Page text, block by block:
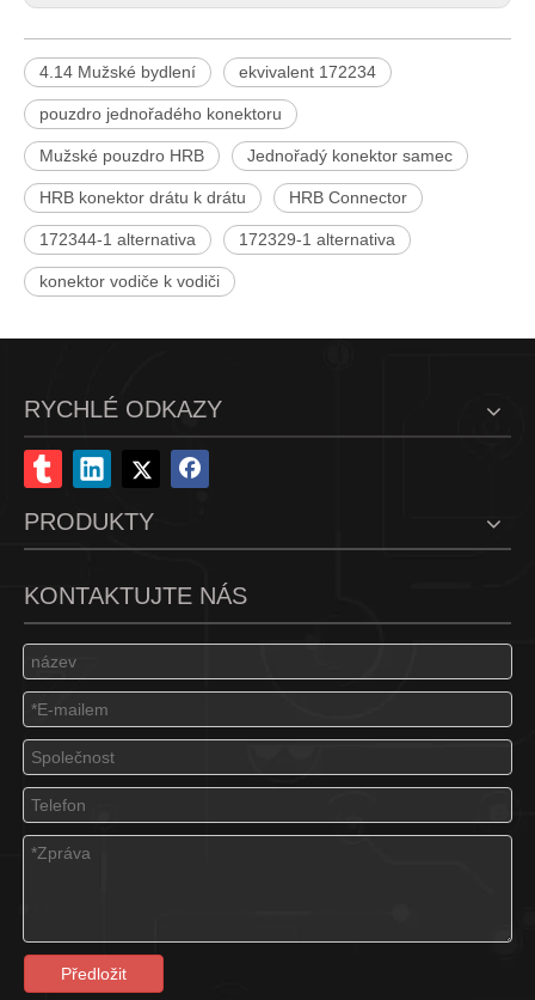
4.14 Mužské bydlení ekvivalent 172234
pouzdro jednořadého konektoru
Mužské pouzdro HRB Jednořadý konektor samec
HRB konektor drátu k drátu HRB Connector
172344-1 alternativa 172329-1 alternativa
konektor vodiče k vodiči
RYCHLÉ ODKAZY
PRODUKTY
KONTAKTUJTE NÁS
Předložit